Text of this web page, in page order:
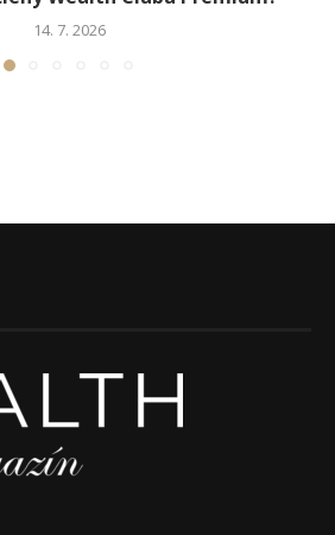
14. 7. 2026